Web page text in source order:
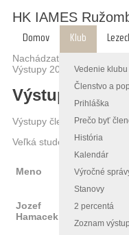
HK IAMES
Domov Klub
Vedenie klubu
Členstvo a
Prihláška
Prečo byť
História
Kalendár
Výročné
Stanovy
2 percentá
Zoznam
Nachádzate sa tu:
Výstupy 2023
Výstupy 2023
Výstupy členov HK
Veľká studená dolina,
Meno Dátum
Jozef
Hamacek
4.1
kopa,
Tatry